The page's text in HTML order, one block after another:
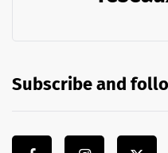
Subscribe and